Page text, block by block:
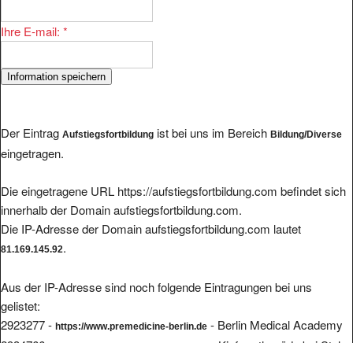
Ihre E-mail: *
Der Eintrag Aufstiegsfortbildung ist bei uns im Bereich Bildung/Diverse
eingetragen.
Die eingetragene URL https://aufstiegsfortbildung.com befindet sich
innerhalb der Domain aufstiegsfortbildung.com.
Die IP-Adresse der Domain aufstiegsfortbildung.com lautet
81.169.145.92.
Aus der IP-Adresse sind noch folgende Eintragungen bei uns
gelistet:
2923277 - https://www.premedicine-berlin.de - Berlin Medical Academy